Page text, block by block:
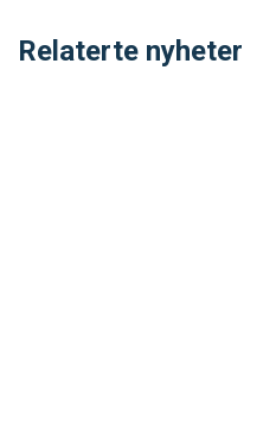
Relaterte nyheter